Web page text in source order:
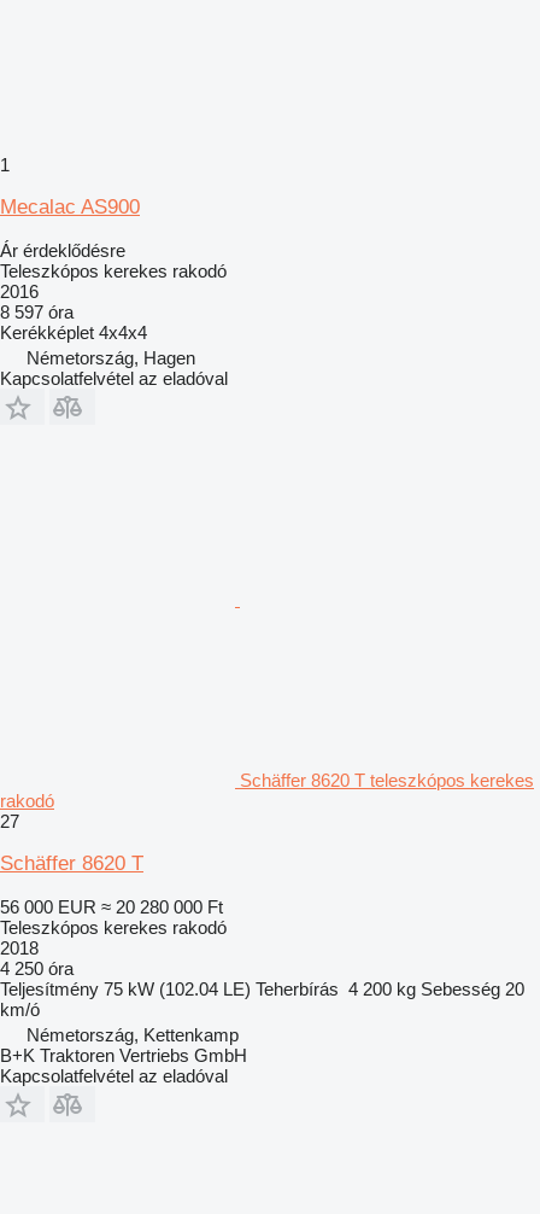
1
Mecalac AS900
Ár érdeklődésre
Teleszkópos kerekes rakodó
2016
8 597 óra
Kerékképlet 4x4x4
Németország, Hagen
Kapcsolatfelvétel az eladóval
Schäffer 8620 T teleszkópos kerekes
rakodó
27
Schäffer 8620 T
56 000 EUR ≈ 20 280 000 Ft
Teleszkópos kerekes rakodó
2018
4 250 óra
Teljesítmény 75 kW (102.04 LE) Teherbírás 4 200 kg Sebesség 20
km/ó
Németország, Kettenkamp
B+K Traktoren Vertriebs GmbH
Kapcsolatfelvétel az eladóval